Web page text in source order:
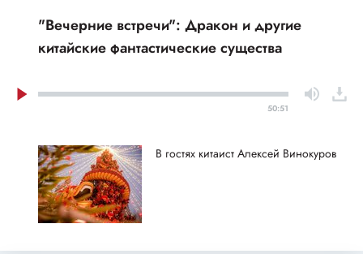
"Вечерние встречи": Дракон и другие
китайские фантастические существа
50:51
В гостях китаист Алексей Винокуров